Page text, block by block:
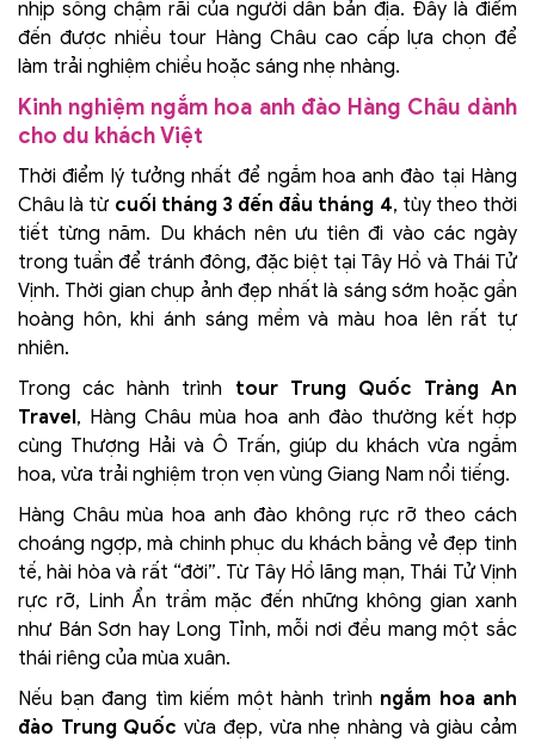
nhịp sống chậm rãi của người dân bản địa. Đây là điểm
đến được nhiều tour Hàng Châu cao cấp lựa chọn để
làm trải nghiệm chiều hoặc sáng nhẹ nhàng.
Kinh nghiệm ngắm hoa anh đào Hàng Châu dành
cho du khách Việt
Thời điểm lý tưởng nhất để ngắm hoa anh đào tại Hàng
Châu là từ cuối tháng 3 đến đầu tháng 4, tùy theo thời
tiết từng năm. Du khách nên ưu tiên đi vào các ngày
trong tuần để tránh đông, đặc biệt tại Tây Hồ và Thái Tử
Vịnh. Thời gian chụp ảnh đẹp nhất là sáng sớm hoặc gần
hoàng hôn, khi ánh sáng mềm và màu hoa lên rất tự
nhiên.
Trong các hành trình tour Trung Quốc Tràng An
Travel, Hàng Châu mùa hoa anh đào thường kết hợp
cùng Thượng Hải và Ô Trấn, giúp du khách vừa ngắm
hoa, vừa trải nghiệm trọn vẹn vùng Giang Nam nổi tiếng.
Hàng Châu mùa hoa anh đào không rực rỡ theo cách
choáng ngợp, mà chinh phục du khách bằng vẻ đẹp tinh
tế, hài hòa và rất “đời”. Từ Tây Hồ lãng mạn, Thái Tử Vịnh
rực rỡ, Linh Ẩn trầm mặc đến những không gian xanh
như Bán Sơn hay Long Tỉnh, mỗi nơi đều mang một sắc
thái riêng của mùa xuân.
Nếu bạn đang tìm kiếm một hành trình ngắm hoa anh
đào Trung Quốc vừa đẹp, vừa nhẹ nhàng và giàu cảm